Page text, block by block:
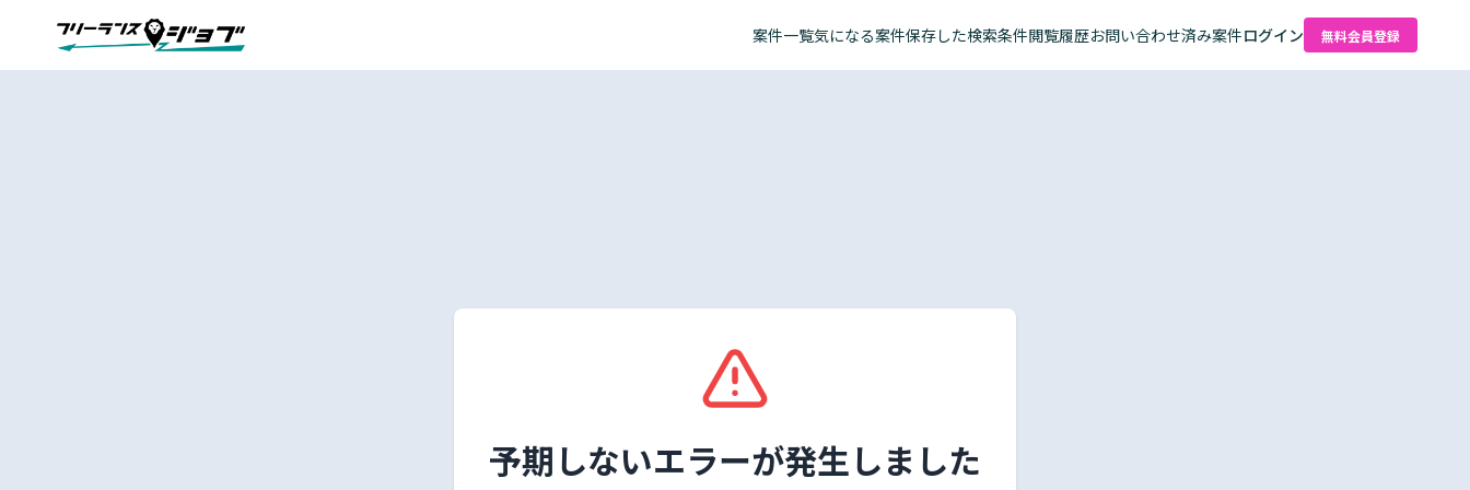
案件一覧気になる案件保存した検索条件閲覧履歴お問い合わせ済み案件ログイン 無料会員登録
予期しないエラーが発生しました